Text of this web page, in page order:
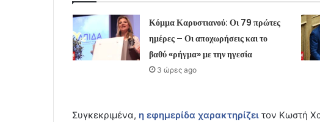
Κόμμα Καρυστιανού: Οι 79 πρώτες
ημέρες – Οι αποχωρήσεις και το
βαθύ «ρήγμα» με την ηγεσία
3 ώρες ago
Συγκεκριμένα, η εφημερίδα χαρακτηρίζει τον Κωστή